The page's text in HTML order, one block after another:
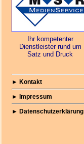
Ihr kompetenter
Dienstleister rund um
Satz und Druck
► Kontakt
► Impressum
► Datenschutzerklärung